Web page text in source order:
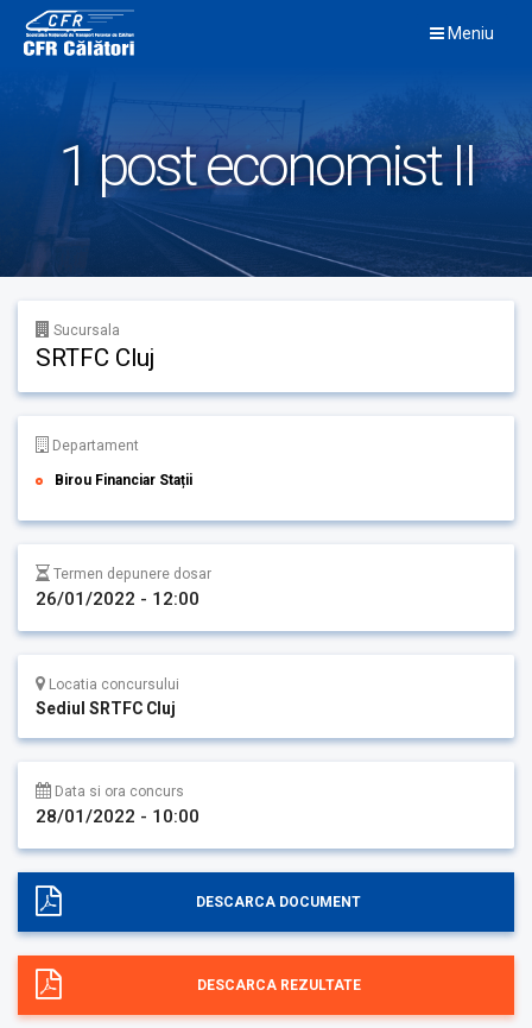
content
Meniu
1 post economist II
Sucursala
SRTFC Cluj
Departament
Birou Financiar Stații
Termen depunere dosar
26/01/2022 - 12:00
Locatia concursului
Sediul SRTFC Cluj
Data si ora concurs
28/01/2022 - 10:00
DESCARCA DOCUMENT
DESCARCA REZULTATE